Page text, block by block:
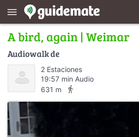
menu
A bird, again | Weimar
Audiowalk de
2 Estaciones
19:57 min Audio
631 m
directions_walk